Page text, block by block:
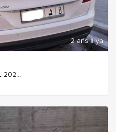
2 ans Il ya
202...